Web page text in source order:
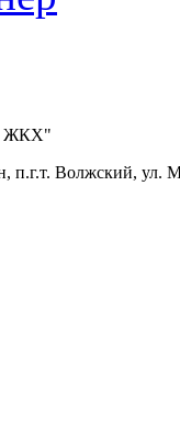
ЖКХ"
п.г.т. Волжский, ул.